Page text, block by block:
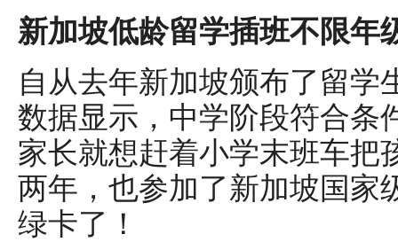
新加坡低龄留学插班不限年
自从去年新加坡颁布了留学
数据显示，中学阶段符合条
家长就想赶着小学末班车把
两年，也参加了新加坡国家
绿卡了！